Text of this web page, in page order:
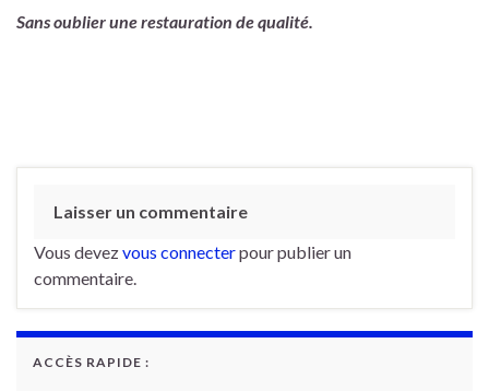
Sans oublier une restauration de qualité.
Laisser un commentaire
Vous devezvous connecterpour publier un
commentaire.
ACCÈS RAPIDE :